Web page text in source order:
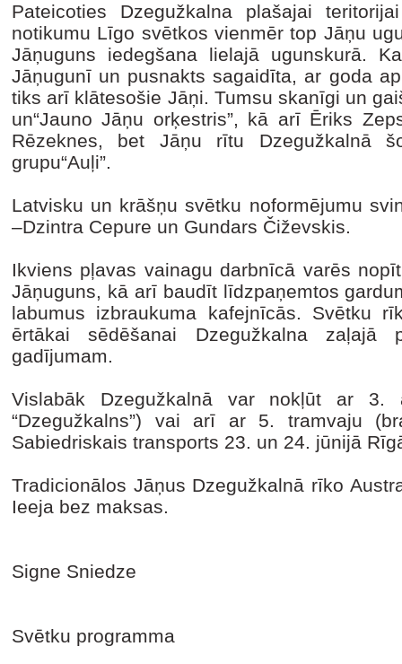
Pateicoties Dzegužkalna plašajai
notikumu Līgo svētkos vienmēr top Jāņu
Jāņuguns iedegšana lielajā ugunskurā.
Jāņugunī un pusnakts sagaidīta, ar goda
tiks arī klātesošie Jāņi. Tumsu skanīgi un
un“Jauno Jāņu orķestris”, kā arī Ēriks
Rēzeknes, bet Jāņu rītu Dzegužkalnā
grupu“Auļi”.
Latvisku un krāšņu svētku noformējumu
–Dzintra Cepure un Gundars Čiževskis.
Ikviens pļavas vainagu darbnīcā varēs
Jāņuguns, kā arī baudīt līdzpaņemtos
labumus izbraukuma kafejnīcās. Svētku
ērtākai sēdēšanai Dzegužkalna zaļajā
gadījumam.
Vislabāk Dzegužkalnā var nokļūt ar 3.
“Dzegužkalns”) vai arī ar 5. tramvaju
Sabiedriskais transports 23. un 24. jūnijā
Tradicionālos Jāņus Dzegužkalnā rīko
Ieeja bez maksas.
Signe Sniedze
Svētku programma